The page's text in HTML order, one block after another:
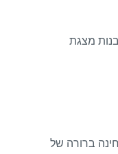
מצגת
ברורה של